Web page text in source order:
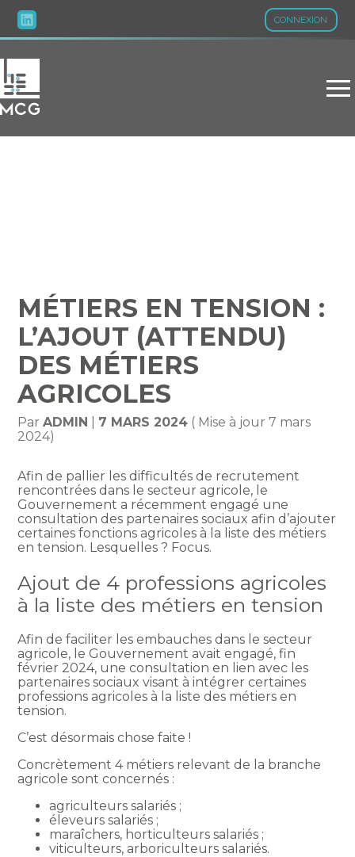
CONNEXION
Aller
au
MÉTIERS EN TENSION :
L’AJOUT (ATTENDU)
DES MÉTIERS
AGRICOLES
ParADMIN 7 MARS 2024 ( Mise à jour 7 mars
2024)
Afin de pallier les difficultés de recrutement
rencontrées dans le secteur agricole, le
Gouvernement a récemment engagé une
consultation des partenaires sociaux afin d’ajouter
certaines fonctions agricoles à la liste des métiers
en tension. Lesquelles ? Focus.
Ajout de 4 professions agricoles
à la liste des métiers en tension
Afin de faciliter les embauches dans le secteur
agricole, le Gouvernement avait engagé, fin
février 2024, une consultation en lien avec les
partenaires sociaux visant à intégrer certaines
professions agricoles à la liste des métiers en
tension.
C’est désormais chose faite !
Concrètement 4 métiers relevant de la branche
agricole sont concernés :
agriculteurs salariés ;
éleveurs salariés ;
maraîchers, horticulteurs salariés ;
viticulteurs, arboriculteurs salariés.